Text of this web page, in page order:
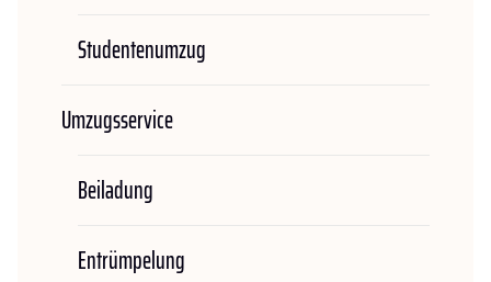
Studentenumzug
Umzugsservice
Beiladung
Entrümpelung